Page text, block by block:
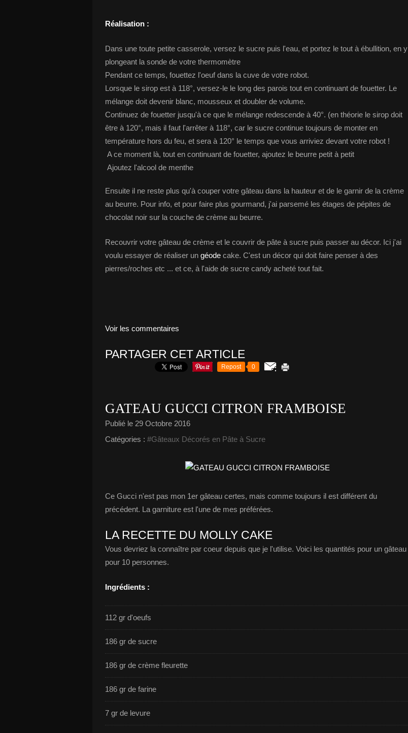
Réalisation :
Dans une toute petite casserole, versez le sucre puis l'eau, et portez le tout à ébullition, en y
plongeant la sonde de votre thermomètre
Pendant ce temps, fouettez l'oeuf dans la cuve de votre robot.
Lorsque le sirop est à 118°, versez-le le long des parois tout en continuant de fouetter. Le
mélange doit devenir blanc, mousseux et doubler de volume.
Continuez de fouetter jusqu'à ce que le mélange redescende à 40°. (en théorie le sirop doit
être à 120°, mais il faut l'arrêter à 118°, car le sucre continue toujours de monter en
température hors du feu, et sera à 120° le temps que vous arriviez devant votre robot !
A ce moment là, tout en continuant de fouetter, ajoutez le beurre petit à petit
Ajoutez l'alcool de menthe
Ensuite il ne reste plus qu'à couper votre gâteau dans la hauteur et de le garnir de la crème
au beurre. Pour info, et pour faire plus gourmand, j'ai parsemé les étages de pépites de
chocolat noir sur la couche de crème au beurre.
Recouvrir votre gâteau de crème et le couvrir de pâte à sucre puis passer au décor. Ici j'ai
voulu essayer de réaliser un géode cake. C'est un décor qui doit faire penser à des
pierres/roches etc ... et ce, à l'aide de sucre candy acheté tout fait.
Voir les commentaires
PARTAGER CET ARTICLE
Repost 0
GATEAU GUCCI CITRON FRAMBOISE
Publié le 29 Octobre 2016
Catégories : #Gâteaux Décorés en Pâte à Sucre
Ce Gucci n'est pas mon 1er gâteau certes, mais comme toujours il est différent du
précédent. La garniture est l'une de mes préférées.
LA RECETTE DU MOLLY CAKE
Vous devriez la connaître par coeur depuis que je l'utilise. Voici les quantités pour un gâteau
pour 10 personnes.
Ingrédients :
112 gr d'oeufs
186 gr de sucre
186 gr de crème fleurette
186 gr de farine
7 gr de levure